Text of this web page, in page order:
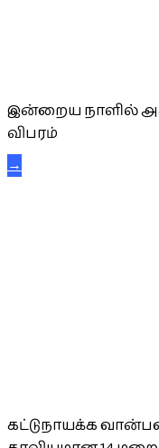
இன்றைய நாளில்
விபரம்
→
கட்டுநாயக்க